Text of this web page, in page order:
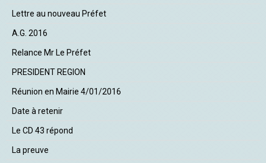
Lettre au nouveau Préfet
A.G. 2016
Relance Mr Le Préfet
PRESIDENT REGION
Réunion en Mairie 4/01/2016
Date à retenir
Le CD 43 répond
La preuve